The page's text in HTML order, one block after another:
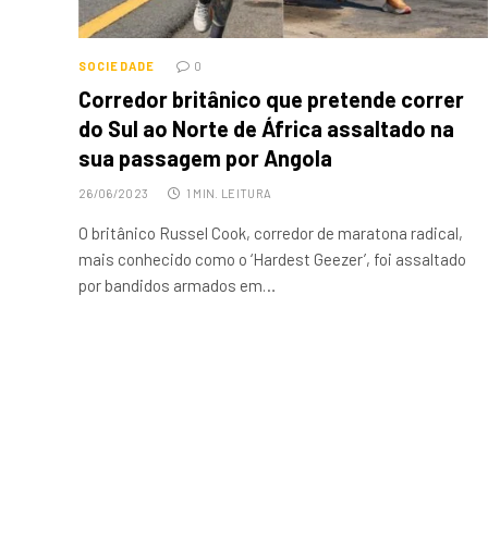
SOCIEDADE 0
Corredor britânico que pretende correr
do Sul ao Norte de África assaltado na
sua passagem por Angola
26/06/2023 1 MIN. LEITURA
O britânico Russel Cook, corredor de maratona radical,
mais conhecido como o ‘Hardest Geezer’, foi assaltado
por bandidos armados em…